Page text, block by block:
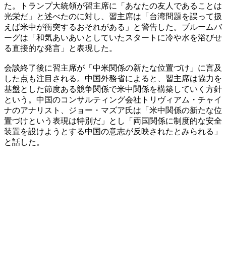
た。トランプ大統領が習主席に「あなたの友人であることは
光栄だ」と述べたのに対し、習主席は「台湾問題を誤って扱
えば米中が衝突するおそれがある」と警告した。ブルームバ
ーグは「和気あいあいとしていたスタートに冷や水を浴びせ
る直接的な発言」と表現した。
会談終了後に習主席が「中米関係の新たな位置づけ」に言及
した点も注目される。中国外務省によると、習主席は協力を
基盤とした節度ある競争関係で米中関係を構築していく方針
という。中国のコンサルティング会社トリヴィアム・チャイ
ナのアナリスト、ジョー・マズア氏は「米中関係の新たな位
置づけという表現は特別だ」とし「両国関係に制度的な安全
装置を設けようとする中国の意志が反映されたとみられる」
と話した。